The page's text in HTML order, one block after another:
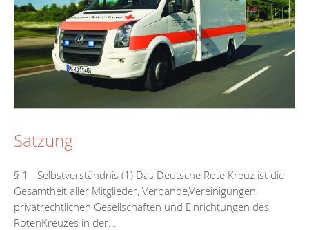
Satzung
§ 1 - Selbstverständnis (1) Das Deutsche Rote Kreuz ist die
Gesamtheit aller Mitglieder, Verbände,Vereinigungen,
privatrechtlichen Gesellschaften und Einrichtungen des
RotenKreuzes in der...